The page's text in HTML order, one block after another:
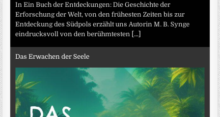
In Ein Buch der Entdeckungen: Die Geschichte der
Erforschung der Welt, von den frühesten Zeiten bis zur
Entdeckung des Südpols erzählt uns Autorin M. B. Synge
eindrucksvoll von den berühmtesten [...]
Das Erwachen der Seele